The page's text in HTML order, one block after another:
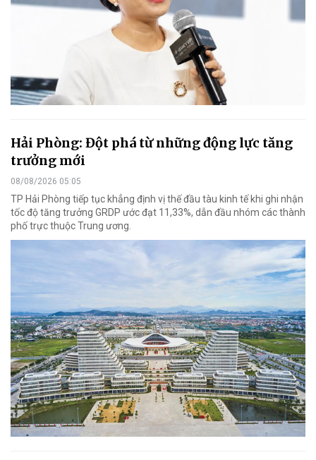
Hải Phòng: Đột phá từ những động lực tăng
trưởng mới
08/08/2026 05:05
TP Hải Phòng tiếp tục khẳng định vị thế đầu tàu kinh tế khi ghi nhận
tốc độ tăng trưởng GRDP ước đạt 11,33%, dẫn đầu nhóm các thành
phố trực thuộc Trung ương.